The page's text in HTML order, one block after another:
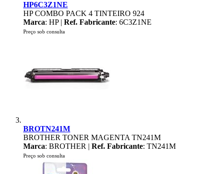
HP6C3Z1NE
HP COMBO PACK 4 TINTEIRO 924
Marca: HP | Ref. Fabricante: 6C3Z1NE
Preço sob consulta
BROTN241M
BROTHER TONER MAGENTA TN241M
Marca: BROTHER | Ref. Fabricante: TN241M
Preço sob consulta